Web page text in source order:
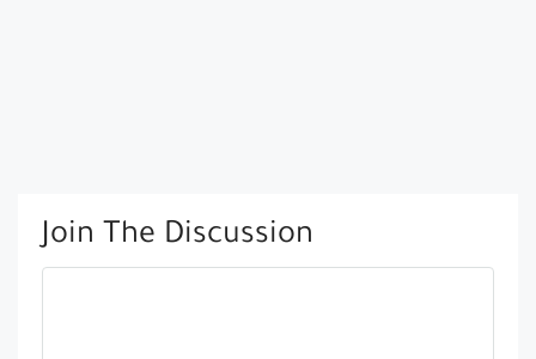
Join The Discussion